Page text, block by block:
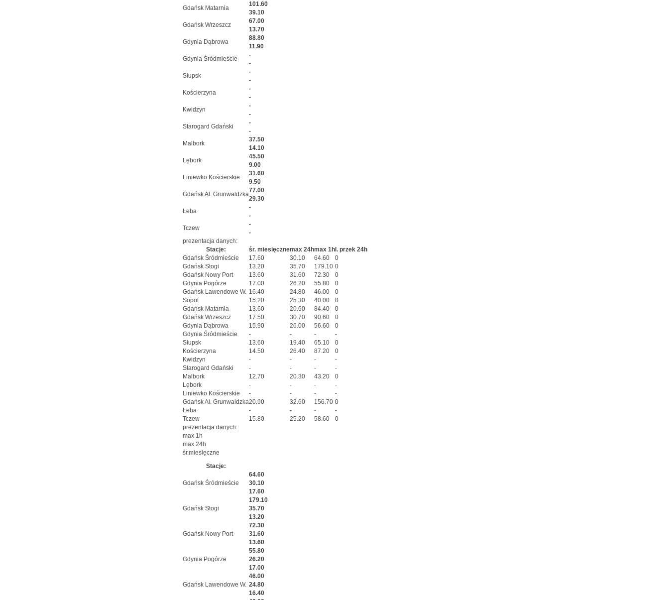
Gdańsk Matarnia
101.60
39.10
Gdańsk Wrzeszcz
67.00
13.70
Gdynia Dąbrowa
88.80
11.90
Gdynia Śródmieście
-
-
Słupsk
-
-
Kościerzyna
-
-
Kwidzyn
-
-
Starogard Gdański
-
-
Malbork
37.50
14.10
Lębork
45.50
9.00
Liniewko Kościerskie
31.60
9.50
Gdańsk Al. Grunwaldzka
77.00
29.30
Łeba
-
-
Tczew
-
-
prezentacja danych:
Stacje:
śr. miesięcznemax 24hmax 1h l. przek 24h
Gdańsk Śródmieście
17.60 30.10 64.60
0
Gdańsk Stogi
13.20 35.70 179.10 0
Gdańsk Nowy Port
13.60 31.60 72.30
0
Gdynia Pogórze
17.00 26.20 55.80
0
Gdańsk Lawendowe W. 16.40 24.80 46.00
0
Sopot
15.20 25.30 40.00
0
Gdańsk Matarnia
13.60 20.60 84.40
0
Gdańsk Wrzeszcz
17.50 30.70 90.60
0
Gdynia Dąbrowa
15.90 26.00 56.60
0
Gdynia Śródmieście
- - -
-
Słupsk
13.60 19.40 65.10
0
Kościerzyna
14.50 26.40 87.20
0
Kwidzyn
- - -
-
Starogard Gdański
- - -
-
Malbork
12.70 20.30 43.20
0
Lębork
- - -
-
Liniewko Kościerskie
- - -
-
Gdańsk Al. Grunwaldzka20.90 32.60 156.70 0
Łeba
- - -
-
Tczew
15.80 25.20 58.60
0
prezentacja danych:
max 1h
max 24h
śr.miesięczne
Stacje:
Gdańsk Śródmieście
64.60
30.10
17.60
Gdańsk Stogi
179.10
35.70
13.20
Gdańsk Nowy Port
72.30
31.60
13.60
Gdynia Pogórze
55.80
26.20
17.00
Gdańsk Lawendowe W.
46.00
24.80
16.40